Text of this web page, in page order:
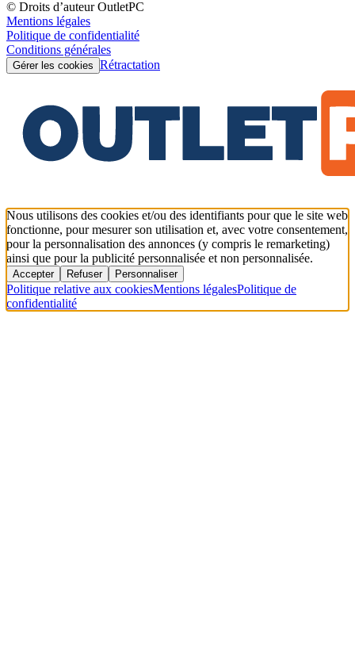
© Droits d’auteur OutletPC
Mentions légales
Politique de confidentialité
Conditions générales
Gérer les cookies Rétractation
Nous utilisons des cookies et/ou des identifiants pour que le site web
fonctionne, pour mesurer son utilisation et, avec votre consentement,
pour la personnalisation des annonces (y compris le remarketing)
ainsi que pour la publicité personnalisée et non personnalisée.
Accepter Refuser Personnaliser
Politique relative aux cookiesMentions légalesPolitique de
confidentialité